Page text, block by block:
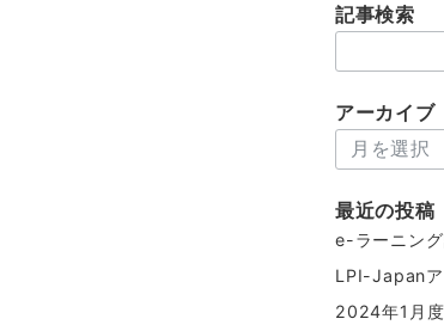
記事検索
索：
アーカイブ
ー
イ
ブ
最近の投稿
e-ラーニン
LPI-Japanア
2024年1月